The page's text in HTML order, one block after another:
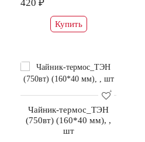
420 ₽
Купить
Чайник-термос_ТЭН
(750вт) (160*40 мм), ,
шт